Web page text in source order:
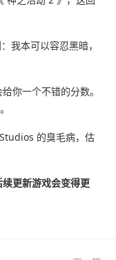
我本可以容忍黑暗，
你一个不错的分数。
的臭毛病，估
更新游戏会变得更